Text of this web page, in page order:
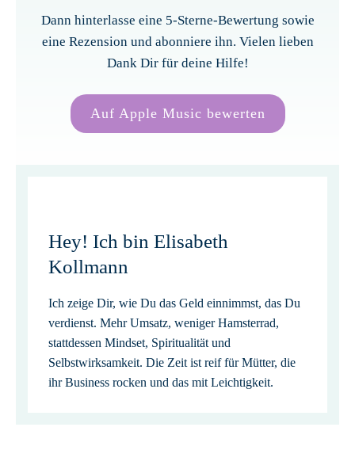
Dann hinterlasse eine 5-Sterne-Bewertung sowie
eine Rezension und abonniere ihn. Vielen lieben
Dank Dir für deine Hilfe!
Auf Apple Music bewerten
Hey! Ich bin Elisabeth
Kollmann
Ich zeige Dir, wie Du das Geld einnimmst, das Du
verdienst. Mehr Umsatz, weniger Hamsterrad,
stattdessen Mindset, Spiritualität und
Selbstwirksamkeit. Die Zeit ist reif für Mütter, die
ihr Business rocken und das mit Leichtigkeit.